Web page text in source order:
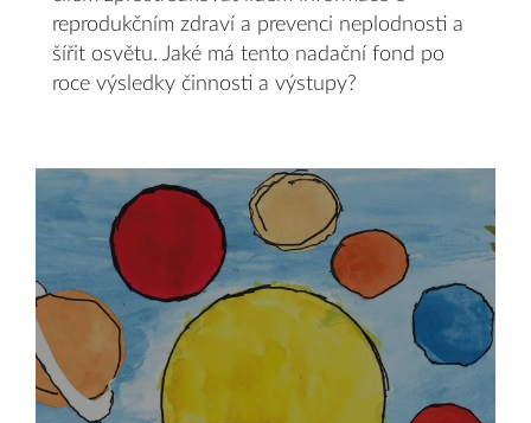
reprodukčním zdraví a prevenci neplodnosti a
šířit osvětu. Jaké má tento nadační fond po
roce výsledky činnosti a výstupy?